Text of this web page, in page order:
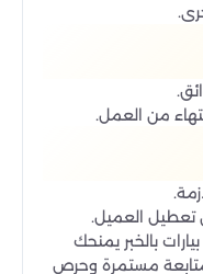
من العمل.
تعطيل العميل.
بالخبر يمنحك
مستمرة وحرص